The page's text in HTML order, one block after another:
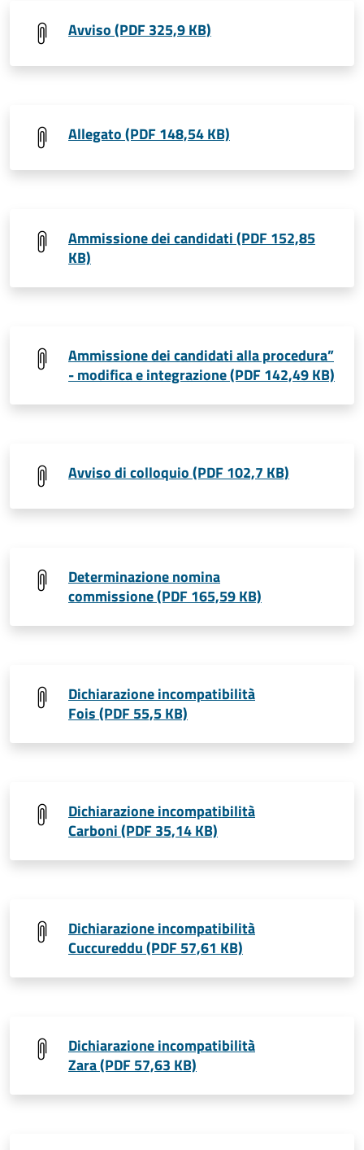
Avviso (PDF 325,9 KB)
Allegato (PDF 148,54 KB)
Ammissione dei candidati (PDF 152,85
KB)
Ammissione dei candidati alla procedura”
- modifica e integrazione (PDF 142,49 KB)
Avviso di colloquio (PDF 102,7 KB)
Determinazione nomina
commissione (PDF 165,59 KB)
Dichiarazione incompatibilità
Fois (PDF 55,5 KB)
Dichiarazione incompatibilità
Carboni (PDF 35,14 KB)
Dichiarazione incompatibilità
Cuccureddu (PDF 57,61 KB)
Dichiarazione incompatibilità
Zara (PDF 57,63 KB)